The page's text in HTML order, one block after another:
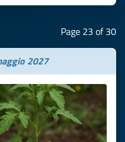
Page 23 of 30
2027